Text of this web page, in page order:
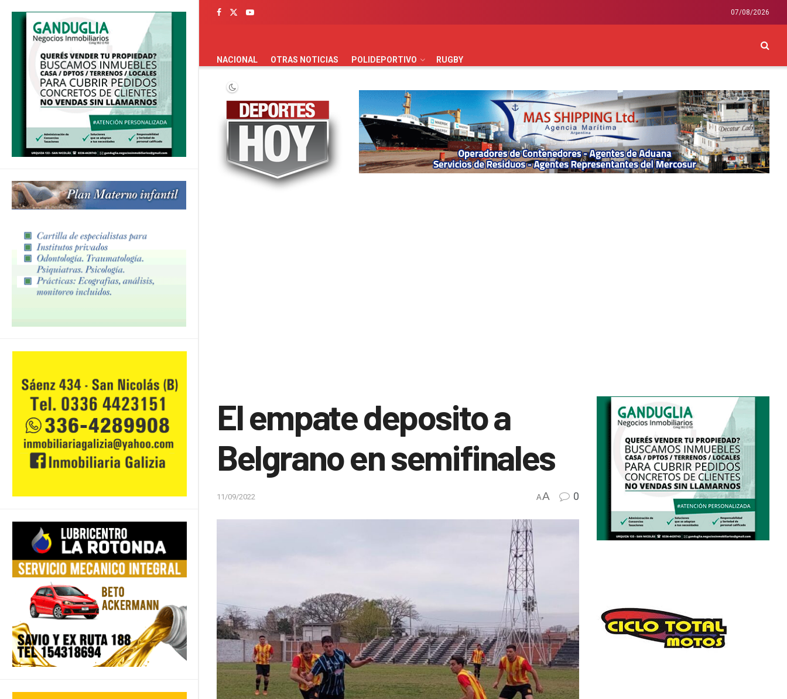
07/08/2026
PORTADA
NACIONAL OTRAS NOTICIAS POLIDEPORTIVO RUGBY
El empate deposito a
Belgrano en semifinales
11/09/2022 AA 0